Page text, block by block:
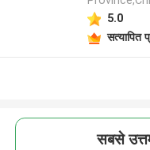
5.0
सत्यापित
सबसे